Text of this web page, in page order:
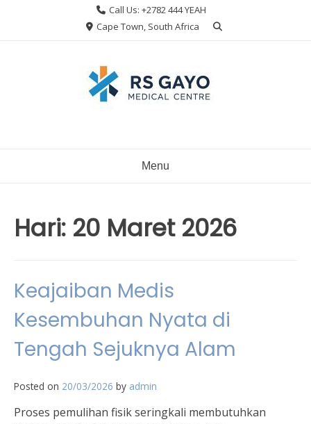
Call Us: +2782 444 YEAH
Cape Town, South Africa
Menu
Hari: 20 Maret 2026
Keajaiban Medis
Kesembuhan Nyata di
Tengah Sejuknya Alam
Posted on 20/03/2026 by admin
Proses pemulihan fisik seringkali membutuhkan